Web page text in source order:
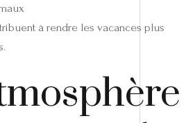
à rendre les vacances plus